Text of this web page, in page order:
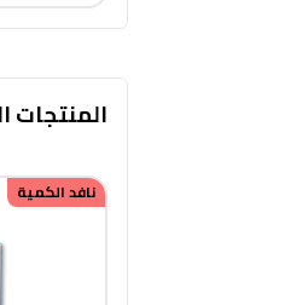
المنتجات
نافد الكمية